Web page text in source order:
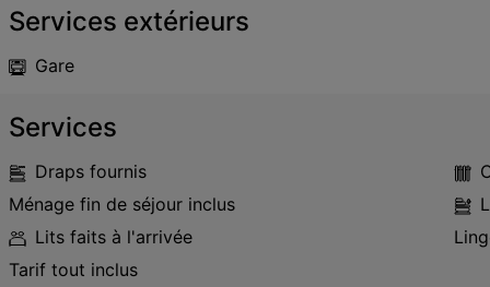
Services extérieurs
Gare
Services
Draps fournis
Ménage fin de séjour inclus
Lits faits à l'arrivée
Tarif tout inclus